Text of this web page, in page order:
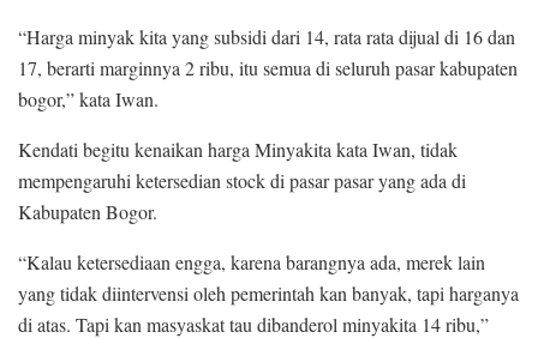
“Harga minyak kita yang subsidi dari 14, rata rata dijual di 16 dan
17, berarti marginnya 2 ribu, itu semua di seluruh pasar kabupaten
bogor,” kata Iwan.
Kendati begitu kenaikan harga Minyakita kata Iwan, tidak
mempengaruhi ketersedian stock di pasar pasar yang ada di
Kabupaten Bogor.
“Kalau ketersediaan engga, karena barangnya ada, merek lain
yang tidak diintervensi oleh pemerintah kan banyak, tapi harganya
di atas. Tapi kan masyaskat tau dibanderol minyakita 14 ribu,”